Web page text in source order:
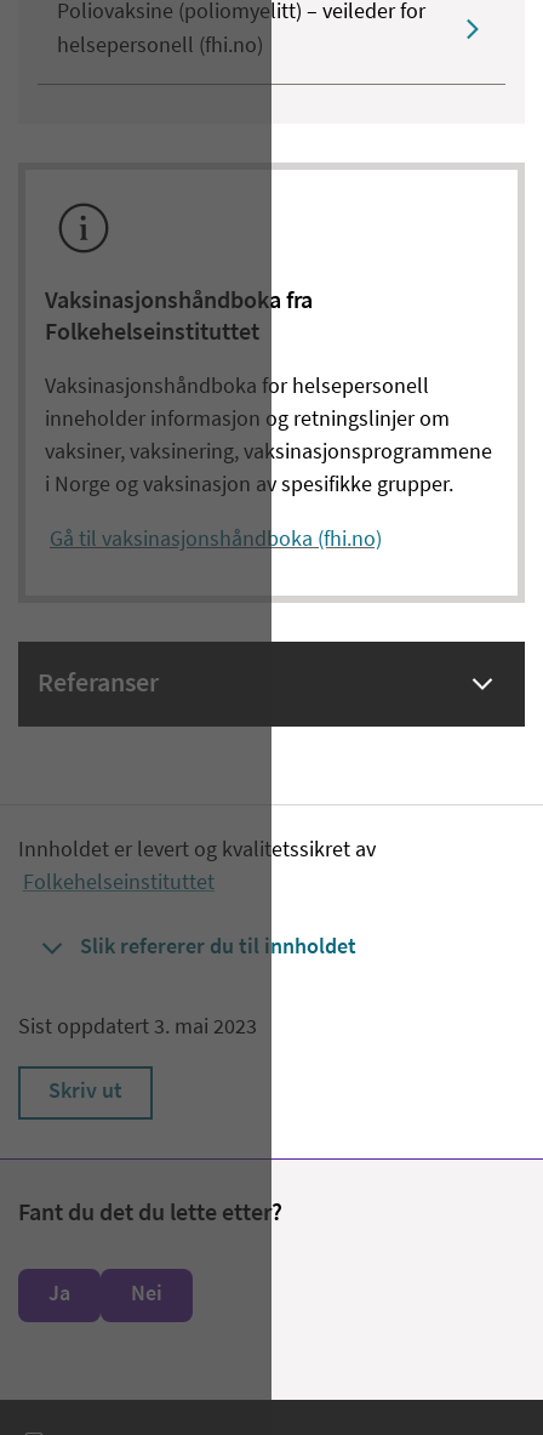
Poliovaksine (poliomyelitt) – veileder for
helsepersonell (fhi.no)
Vaksinasjonshåndboka fra
Folkehelseinstituttet
Vaksinasjonshåndboka for helsepersonell
inneholder informasjon og retningslinjer om
vaksiner, vaksinering, vaksinasjonsprogrammene
i Norge og vaksinasjon av spesifikke grupper.
Gå til vaksinasjonshåndboka (fhi.no)
Referanser
Innholdet er levert og kvalitetssikret av
Folkehelseinstituttet
Slik refererer du til innholdet
Sist oppdatert 3. mai 2023
Skriv ut
Fant du det du lette etter?
Ja Nei